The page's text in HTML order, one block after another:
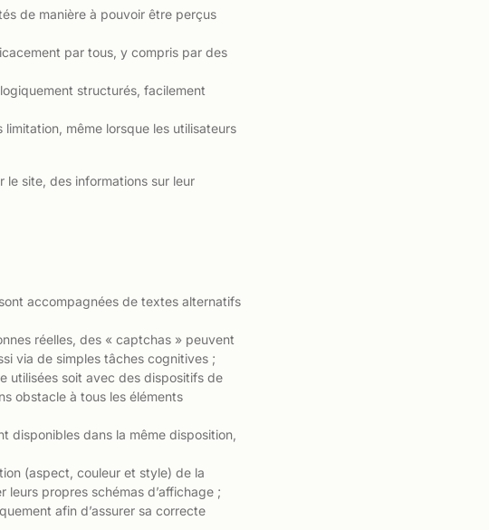
de manière à pouvoir être perçus
par tous, y compris par des
structurés, facilement
même lorsque les utilisateurs
le site, des informations sur leur
accompagnées de textes alternatifs
réelles, des « captchas » peuvent
via de simples tâches cognitives ;
utilisées soit avec des dispositifs de
obstacle à tous les éléments
disponibles dans la même disposition,
(aspect, couleur et style) de la
propres schémas d’affichage ;
afin d’assurer sa correcte